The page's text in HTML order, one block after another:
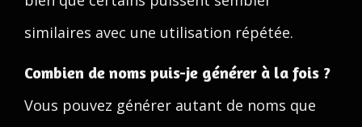
similaires avec une utilisation répétée.
Combien de noms puis-je générer à la fois ?
Vous pouvez générer autant de noms que